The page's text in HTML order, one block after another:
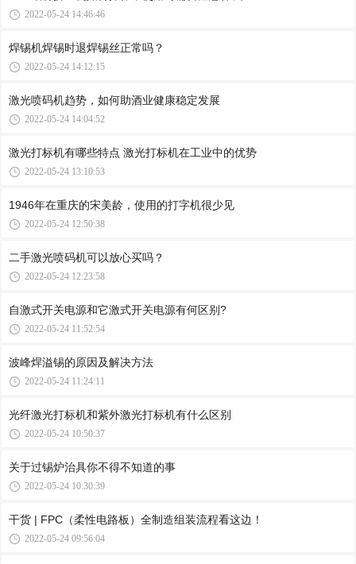
2022-05-24 14:46:46
焊锡机焊锡时退焊锡丝正常吗？
2022-05-24 14:12:15
激光喷码机趋势，如何助酒业健康稳定发展
2022-05-24 14:04:52
激光打标机有哪些特点 激光打标机在工业中的优势
2022-05-24 13:10:53
1946年在重庆的宋美龄，使用的打字机很少见
2022-05-24 12:50:38
二手激光喷码机可以放心买吗？
2022-05-24 12:23:58
自激式开关电源和它激式开关电源有何区别?
2022-05-24 11:52:54
波峰焊溢锡的原因及解决方法
2022-05-24 11:24:11
光纤激光打标机和紫外激光打标机有什么区别
2022-05-24 10:50:37
关于过锡炉治具你不得不知道的事
2022-05-24 10:30:39
干货 | FPC（柔性电路板）全制造组装流程看这边！
2022-05-24 09:56:04